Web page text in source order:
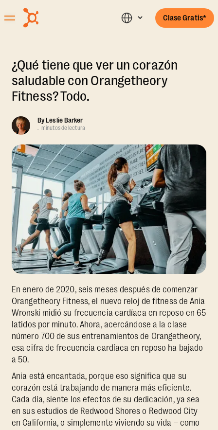
Clase Gratis*
¿Qué tiene que ver un corazón
saludable con Orangetheory
Fitness? Todo.
ByLeslie Barker
. minutos de lectura
En enero de 2020, seis meses después de comenzar
Orangetheory Fitness, el nuevo reloj de fitness de Ania
Wronski midió su frecuencia cardíaca en reposo en 65
latidos por minuto. Ahora, acercándose a la clase
número 700 de sus entrenamientos de Orangetheory,
esa cifra de frecuencia cardíaca en reposo ha bajado
a 50.
Ania está encantada, porque eso significa que su
corazón está trabajando de manera más eficiente.
Cada día, siente los efectos de su dedicación, ya sea
en sus estudios de Redwood Shores o Redwood City
en California, o simplemente viviendo su vida – como